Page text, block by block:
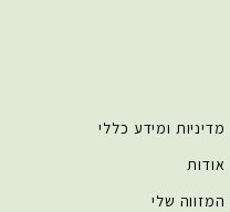
מדיניות ומידע כללי
אודות
המזווה שלי